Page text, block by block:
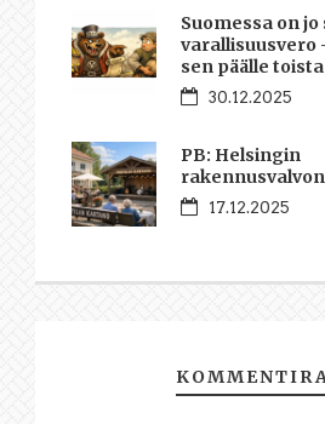
Suomessa on
varallisuusvero
sen päälle toista
30.12.2025
PB: Helsingin
17.12.2025